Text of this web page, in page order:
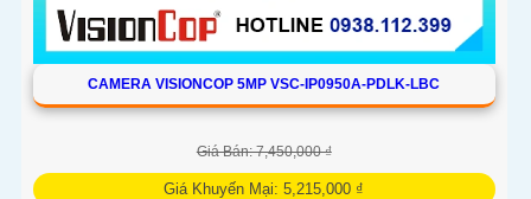
CAMERA VISIONCOP 5MP VSC-IP0950A-PDLK-LBC
Giá Bán: 7,450,000 ₫
Giá Khuyến Mại: 5,215,000 ₫